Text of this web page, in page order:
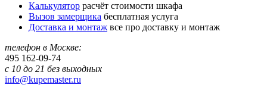
Калькулятор расчёт стоимости шкафа
Вызов замерщика бесплатная услуга
Доставка и монтаж все про доставку и монтаж
телефон в Москве:
495 162-09-74
с 10 до 21 без выходных
info@kupemaster.ru